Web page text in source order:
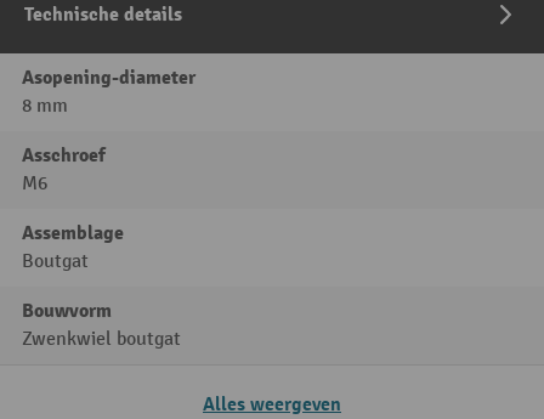
Technische details
Asopening-diameter
8 mm
Asschroef
M6
Assemblage
Boutgat
Bouwvorm
Zwenkwiel boutgat
Alles weergeven